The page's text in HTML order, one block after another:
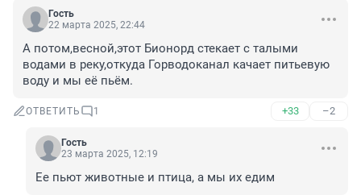
Гость
22 марта 2025, 22:44
А потом,весной,этот Бионорд стекает с талыми
водами в реку,откуда Горводоканал качает питьевую
воду и мы её пьём.
ОТВЕТИТЬ 1 +33 –2
Гость
23 марта 2025, 12:19
Ее пьют животные и птица, а мы их едим